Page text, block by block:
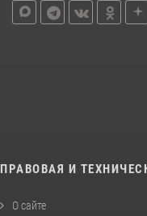
ПРАВОВАЯ И
О сайте